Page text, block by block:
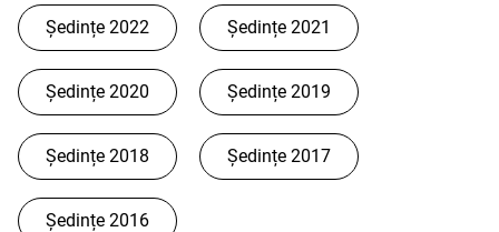
Ședințe 2022 Ședințe 2021
Ședințe 2020 Ședințe 2019
Ședințe 2018 Ședințe 2017
Ședințe 2016